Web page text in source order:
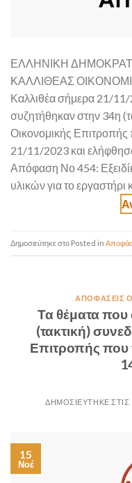
ΕΛΛΗΝΙΚΗ
ΚΑΛΛΙΘΕΑΣ
Καλλιθέα σήμερα 21/11/
συζητήθηκαν στην 34η
Οικονομικής
21/11/2023 και
Απόφαση Νο 454:
υλικών για το
Posted in
ΑΠΟΦΆΣΕΙΣ
Τα θέματα που
(τακτική)
Επιτροπής που
15
Νοέ